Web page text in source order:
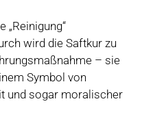
„Reinigung“
wird die Saftkur zu
– sie
Symbol von
und sogar moralischer